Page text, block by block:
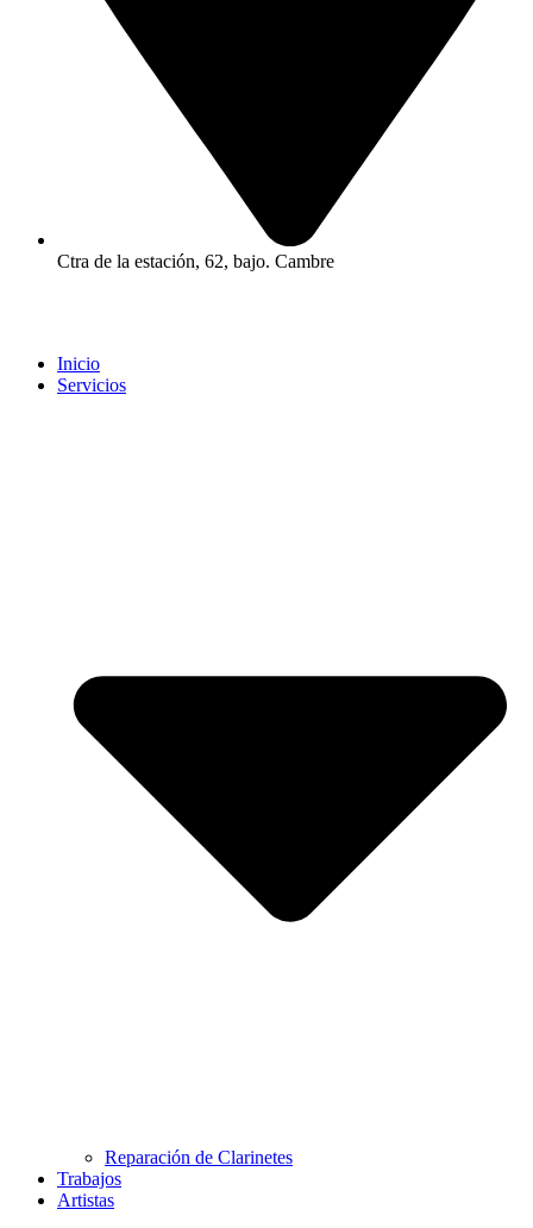
Ctra de la estación, 62, bajo. Cambre
Inicio
Servicios
Reparación de Clarinetes
Trabajos
Artistas